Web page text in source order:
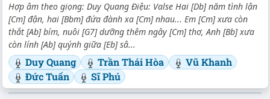
Hợp âm theo giọng: Duy Quang Điệu: Valse Hai [Db] năm tình lận
[Cm] đận, hai [Bbm] đứa đành xa [Cm] nhau... Em [Cm] xưa còn
thắt [Ab] bím, nuôi [G7] dưỡng thêm ngây [Cm] thơ, Anh [Bb] xưa
còn lính [Ab] quýnh giữa [Eb] sâ...
Duy Quang Trần Thái Hòa
Vũ Khanh
Đức Tuấn
Sĩ Phú